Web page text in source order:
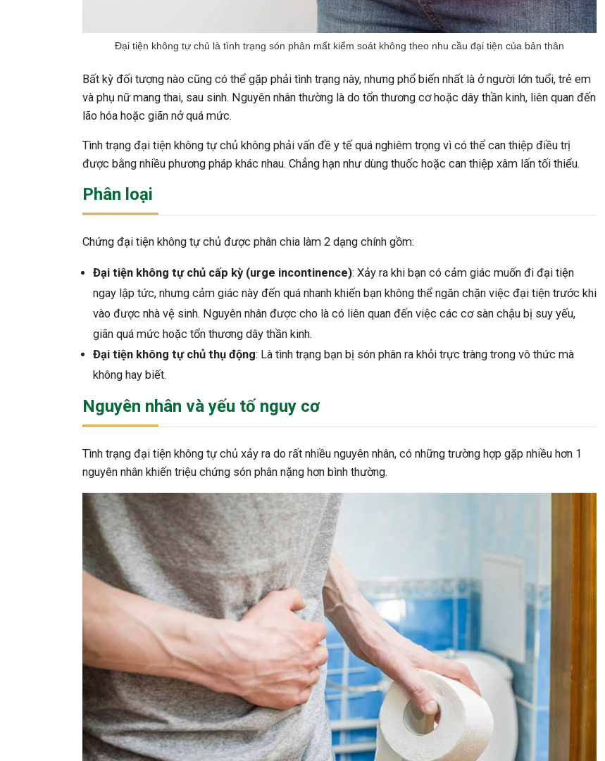
Đại tiện không tự chủ là tình trạng són phân mất kiểm soát không theo nhu cầu đại tiện của bản thân
Bất kỳ đối tượng nào cũng có thể gặp phải tình trạng này, nhưng phổ biến nhất là ở người lớn tuổi, trẻ em
và phụ nữ mang thai, sau sinh. Nguyên nhân thường là do tổn thương cơ hoặc dây thần kinh, liên quan đến
lão hóa hoặc giãn nở quá mức.
Tình trạng đại tiện không tự chủ không phải vấn đề y tế quá nghiêm trọng vì có thể can thiệp điều trị
được bằng nhiều phương pháp khác nhau. Chẳng hạn như dùng thuốc hoặc can thiệp xâm lấn tối thiểu.
Phân loại
Chứng đại tiện không tự chủ được phân chia làm 2 dạng chính gồm:
Đại tiện không tự chủ cấp kỳ (urge incontinence): Xảy ra khi bạn có cảm giác muốn đi đại tiện
ngay lập tức, nhưng cảm giác này đến quá nhanh khiến bạn không thể ngăn chặn việc đại tiện trước khi
vào được nhà vệ sinh. Nguyên nhân được cho là có liên quan đến việc các cơ sàn chậu bị suy yếu,
giãn quá mức hoặc tổn thương dây thần kinh.
Đại tiện không tự chủ thụ động: Là tình trạng bạn bị són phân ra khỏi trực tràng trong vô thức mà
không hay biết.
Nguyên nhân và yếu tố nguy cơ
Tình trạng đại tiện không tự chủ xảy ra do rất nhiều nguyên nhân, có những trường hợp gặp nhiều hơn 1
nguyên nhân khiến triệu chứng són phân nặng hơn bình thường.